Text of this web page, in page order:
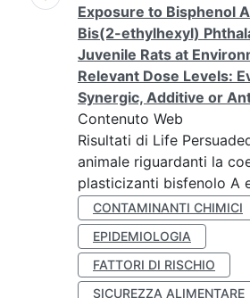
Exposure to Bisphenol
Bis(2-ethylhexyl)
Juvenile Rats at
Relevant Dose Levels:
Synergic, Additive or
Contenuto Web
Risultati di Life
animale riguardanti la
plasticizanti bisfenolo A
CONTAMINANTI CHIMICI
EPIDEMIOLOGIA
FATTORI DI RISCHIO
SICUREZZA ALIMENTARE